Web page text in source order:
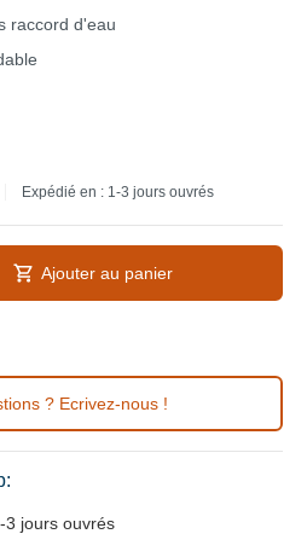
raccord d'eau
Expédié en : 1-3 jours ouvrés
Ajouter au panier
? Ecrivez-nous !
3 jours ouvrés